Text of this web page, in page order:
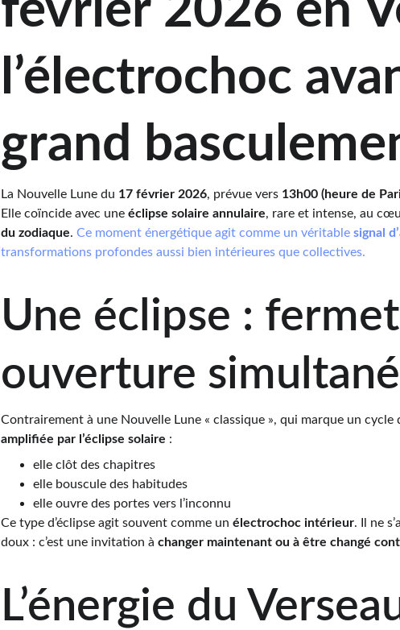
février 2026 en
l’électrochoc
grand
La Nouvelle Lune du 17 février 2026, prévue vers 13h00 (heure de
Elle coïncide avec une éclipse solaire annulaire, rare et intense, au
du zodiaque. Ce moment énergétique agit comme un véritable signal
transformations profondes aussi bien intérieures que collectives.
Une éclipse :
ouverture
Contrairement à une Nouvelle Lune « classique », qui marque un
amplifiée par l’éclipse solaire :
elle clôt des chapitres
elle bouscule des habitudes
elle ouvre des portes vers l’inconnu
Ce type d’éclipse agit souvent comme un électrochoc intérieur. Il ne
doux : c’est une invitation à changer maintenant ou à être changé
L’énergie du